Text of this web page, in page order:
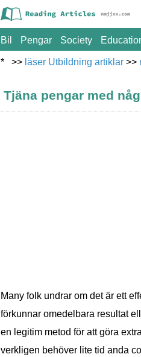
Bil Pengar Society
* >> läser Utbildning artiklar >>
Tjäna pengar med
Many folk undrar om det är ett
förkunnar omedelbara resultat
en legitim metod för att göra
verkligen behöver lite tid anda